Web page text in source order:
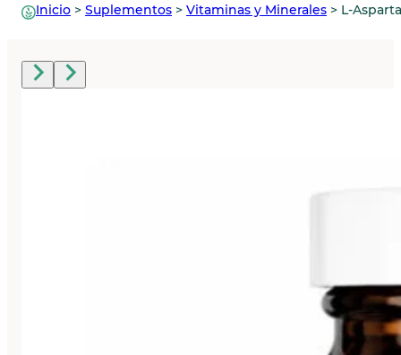
Inicio > Suplementos > Vitaminas y Minerales > L-